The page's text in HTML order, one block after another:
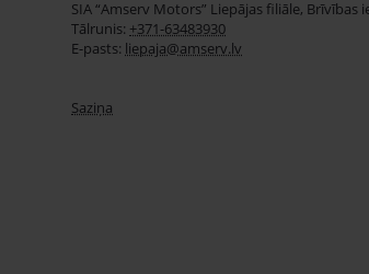
SIA “Amserv Motors” Liepājas filiāle, Brīvības
Tālrunis: +371-63483930
E-pasts: liepaja@amserv.lv
Saziņa